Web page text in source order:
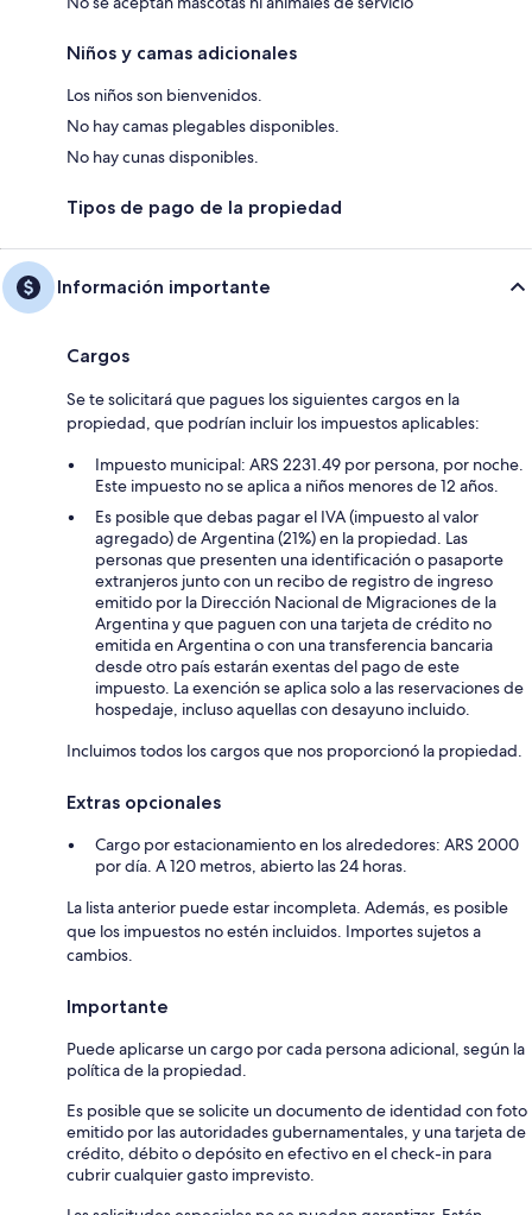
Niños y camas adicionales
Los niños son bienvenidos.
No hay camas plegables disponibles.
No hay cunas disponibles.
Tipos de pago de la propiedad
Información importante
Cargos
Se te solicitará que pagues los siguientes cargos en la
propiedad, que podrían incluir los impuestos aplicables:
Impuesto municipal: ARS 2231.49 por persona, por noche.
Este impuesto no se aplica a niños menores de 12 años.
Es posible que debas pagar el IVA (impuesto al valor
agregado) de Argentina (21%) en la propiedad. Las
personas que presenten una identificación o pasaporte
extranjeros junto con un recibo de registro de ingreso
emitido por la Dirección Nacional de Migraciones de la
Argentina y que paguen con una tarjeta de crédito no
emitida en Argentina o con una transferencia bancaria
desde otro país estarán exentas del pago de este
impuesto. La exención se aplica solo a las reservaciones de
hospedaje, incluso aquellas con desayuno incluido.
Incluimos todos los cargos que nos proporcionó la propiedad.
Extras opcionales
Cargo por estacionamiento en los alrededores: ARS 2000
por día. A 120 metros, abierto las 24 horas.
La lista anterior puede estar incompleta. Además, es posible
que los impuestos no estén incluidos. Importes sujetos a
cambios.
Importante
Puede aplicarse un cargo por cada persona adicional, según la
política de la propiedad.
Es posible que se solicite un documento de identidad con foto
emitido por las autoridades gubernamentales, y una tarjeta de
crédito, débito o depósito en efectivo en el check-in para
cubrir cualquier gasto imprevisto.